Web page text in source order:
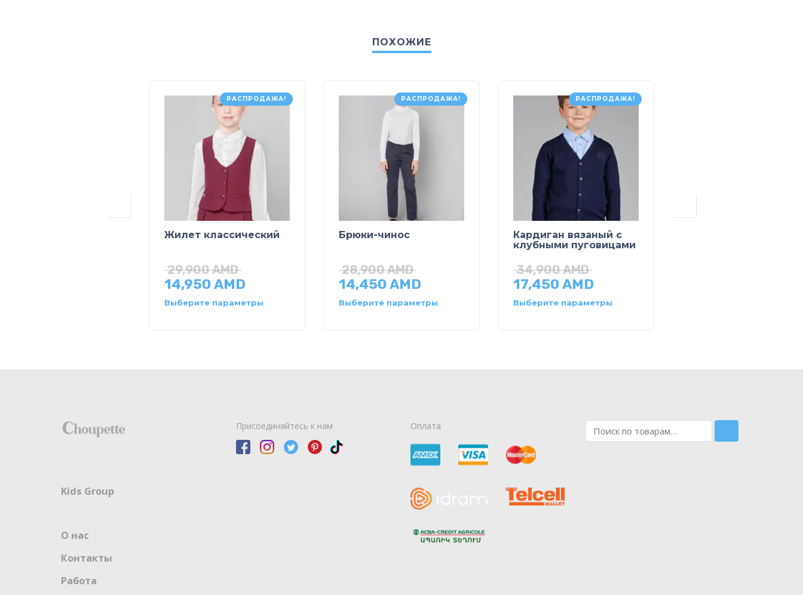
ПОХОЖИЕ
РАСПРОДАЖА!
Жилет классический
29,900AMD
14,950 AMD
Выберите параметры
РАСПРОДАЖА!
Брюки-чинос
28,900AMD
14,450 AMD
Выберите параметры
РАСПРОДАЖА!
Кардиган вязаный с
клубными пуговицами
34,900AMD
17,450 AMD
Выберите параметры
Kids Group
О нас
Контакты
Работа
Присоединяйтесь к нам Оплата